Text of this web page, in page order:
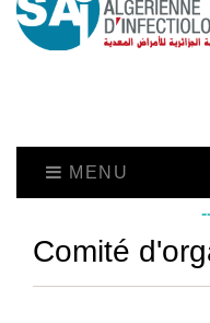
MENU
Comité